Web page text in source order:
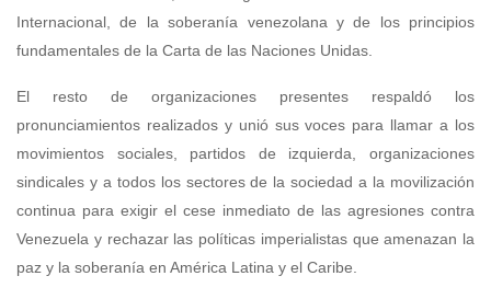
Internacional, de la soberanía venezolana y de los principios
fundamentales de la Carta de las Naciones Unidas.
El resto de organizaciones presentes respaldó los
pronunciamientos realizados y unió sus voces para llamar a los
movimientos sociales, partidos de izquierda, organizaciones
sindicales y a todos los sectores de la sociedad a la movilización
continua para exigir el cese inmediato de las agresiones contra
Venezuela y rechazar las políticas imperialistas que amenazan la
paz y la soberanía en América Latina y el Caribe.